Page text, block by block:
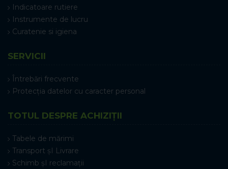
Indicatoare rutiere
Instrumente de lucru
Curatenie si igiena
SERVICII
Întrebări frecvente
Protecția datelor cu caracter personal
TOTUL DESPRE ACHIZIȚII
Tabele de mărimi
Transport șI Livrare
Schimb șI reclamații